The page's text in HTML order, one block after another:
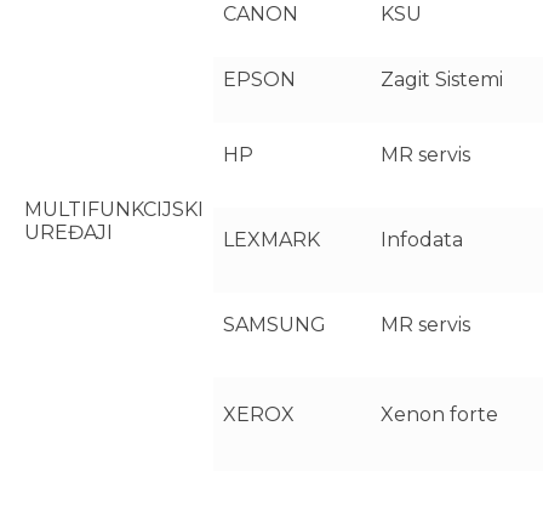
MULTIFUNKCIJSKI
UREĐAJI
CANON KSU
EPSON Zagit Sistemi
HP MR servis
LEXMARK Infodata
SAMSUNG MR servis
XEROX Xenon forte